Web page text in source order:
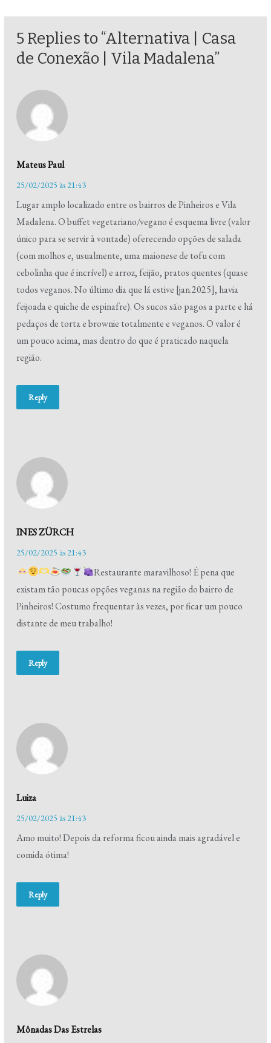
5 Replies to “Alternativa | Casa
de Conexão | Vila Madalena”
Mateus Paul
25/02/2025 às 21:43
Lugar amplo localizado entre os bairros de Pinheiros e Vila
Madalena. O buffet vegetariano/vegano é esquema livre (valor
único para se servir à vontade) oferecendo opções de salada
(com molhos e, usualmente, uma maionese de tofu com
cebolinha que é incrível) e arroz, feijão, pratos quentes (quase
todos veganos. No último dia que lá estive [jan.2025], havia
feijoada e quiche de espinafre). Os sucos são pagos a parte e há
pedaços de torta e brownie totalmente e veganos. O valor é
um pouco acima, mas dentro do que é praticado naquela
região.
Reply
INES ZÜRCH
25/02/2025 às 21:43
Restaurante maravilhoso! É pena que
existam tão poucas opções veganas na região do bairro de
Pinheiros! Costumo frequentar às vezes, por ficar um pouco
distante de meu trabalho!
Reply
Luiza
25/02/2025 às 21:43
Amo muito! Depois da reforma ficou ainda mais agradável e
comida ótima!
Reply
Mônadas Das Estrelas